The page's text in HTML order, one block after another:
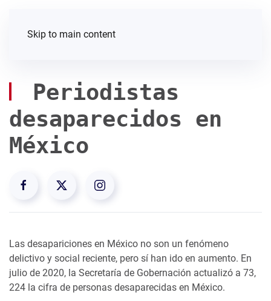
Skip to main content
Periodistas
desaparecidos en
México
Las desapariciones en México no son un fenómeno
delictivo y social reciente, pero sí han ido en aumento. En
julio de 2020, la Secretaría de Gobernación actualizó a 73,
224 la cifra de personas desaparecidas en México.